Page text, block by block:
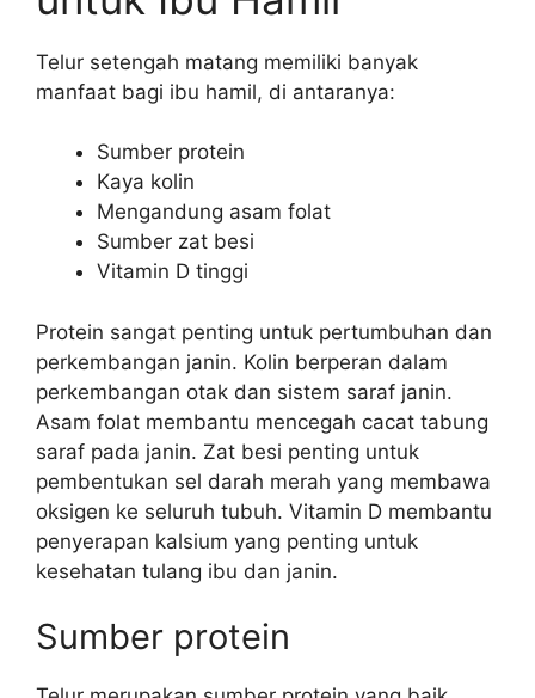
Telur setengah matang memiliki banyak
manfaat bagi ibu hamil, di antaranya:
Sumber protein
Kaya kolin
Mengandung asam folat
Sumber zat besi
Vitamin D tinggi
Protein sangat penting untuk pertumbuhan dan
perkembangan janin. Kolin berperan dalam
perkembangan otak dan sistem saraf janin.
Asam folat membantu mencegah cacat tabung
saraf pada janin. Zat besi penting untuk
pembentukan sel darah merah yang membawa
oksigen ke seluruh tubuh. Vitamin D membantu
penyerapan kalsium yang penting untuk
kesehatan tulang ibu dan janin.
Sumber protein